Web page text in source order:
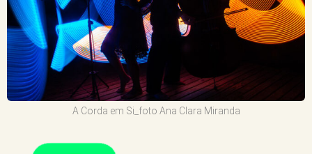
A Corda em Si_foto Ana Clara Miranda